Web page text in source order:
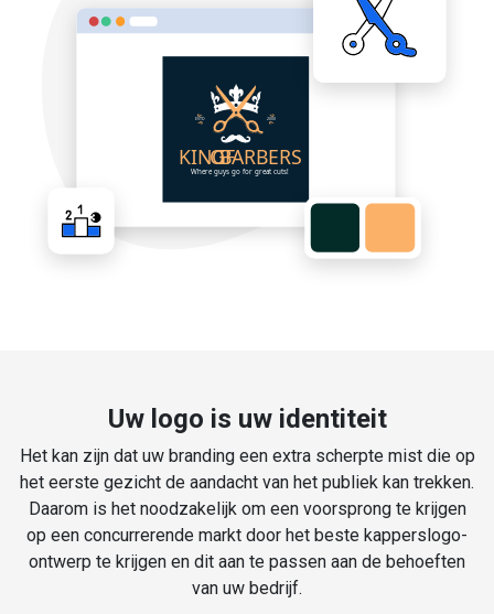
Uw logo is uw identiteit
Het kan zijn dat uw branding een extra scherpte mist die op
het eerste gezicht de aandacht van het publiek kan trekken.
Daarom is het noodzakelijk om een voorsprong te krijgen
op een concurrerende markt door het beste kapperslogo-
ontwerp te krijgen en dit aan te passen aan de behoeften
van uw bedrijf.